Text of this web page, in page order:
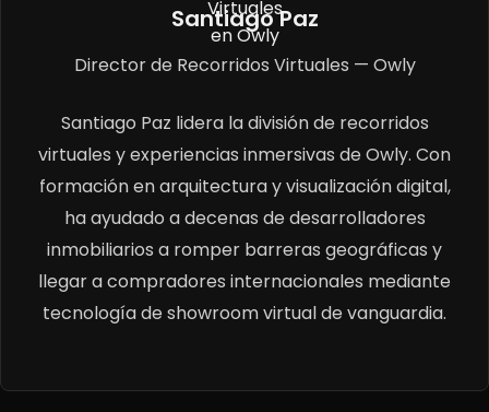
Santiago Paz
Director de Recorridos Virtuales — Owly
Santiago Paz lidera la división de recorridos
virtuales y experiencias inmersivas de Owly. Con
formación en arquitectura y visualización digital,
ha ayudado a decenas de desarrolladores
inmobiliarios a romper barreras geográficas y
llegar a compradores internacionales mediante
tecnología de showroom virtual de vanguardia.